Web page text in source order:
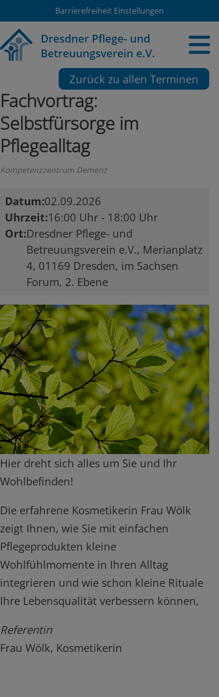
Barrierefreiheit Einstellungen
Zurück zu allen Terminen
Fachvortrag:
Selbstfürsorge im
Pflegealltag
Kompetenzzentrum Demenz
Datum 02.09.2026
Uhrzeit 16:00 Uhr - 18:00 Uhr
Ort Dresdner Pflege- und
Betreuungsverein e.V., Merianplatz
4, 01169 Dresden, im Sachsen
Forum, 2. Ebene
Hier dreht sich alles um Sie und Ihr
Wohlbefinden!
Die erfahrene Kosmetikerin Frau Wölk
zeigt Ihnen, wie Sie mit einfachen
Pflegeprodukten kleine
Wohlfühlmomente in Ihren Alltag
integrieren und wie schon kleine Rituale
Ihre Lebensqualität verbessern können,
Referentin
Frau Wölk, Kosmetikerin